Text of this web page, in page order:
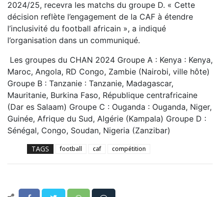
2024/25, recevra les matchs du groupe D. « Cette
décision reflète l’engagement de la CAF à étendre
l’inclusivité du football africain », a indiqué
l’organisation dans un communiqué.
Les groupes du CHAN 2024 Groupe A : Kenya : Kenya,
Maroc, Angola, RD Congo, Zambie (Nairobi, ville hôte)
Groupe B : Tanzanie : Tanzanie, Madagascar,
Mauritanie, Burkina Faso, République centrafricaine
(Dar es Salaam) Groupe C : Ouganda : Ouganda, Niger,
Guinée, Afrique du Sud, Algérie (Kampala) Groupe D :
Sénégal, Congo, Soudan, Nigeria (Zanzibar)
TAGS football caf compétition